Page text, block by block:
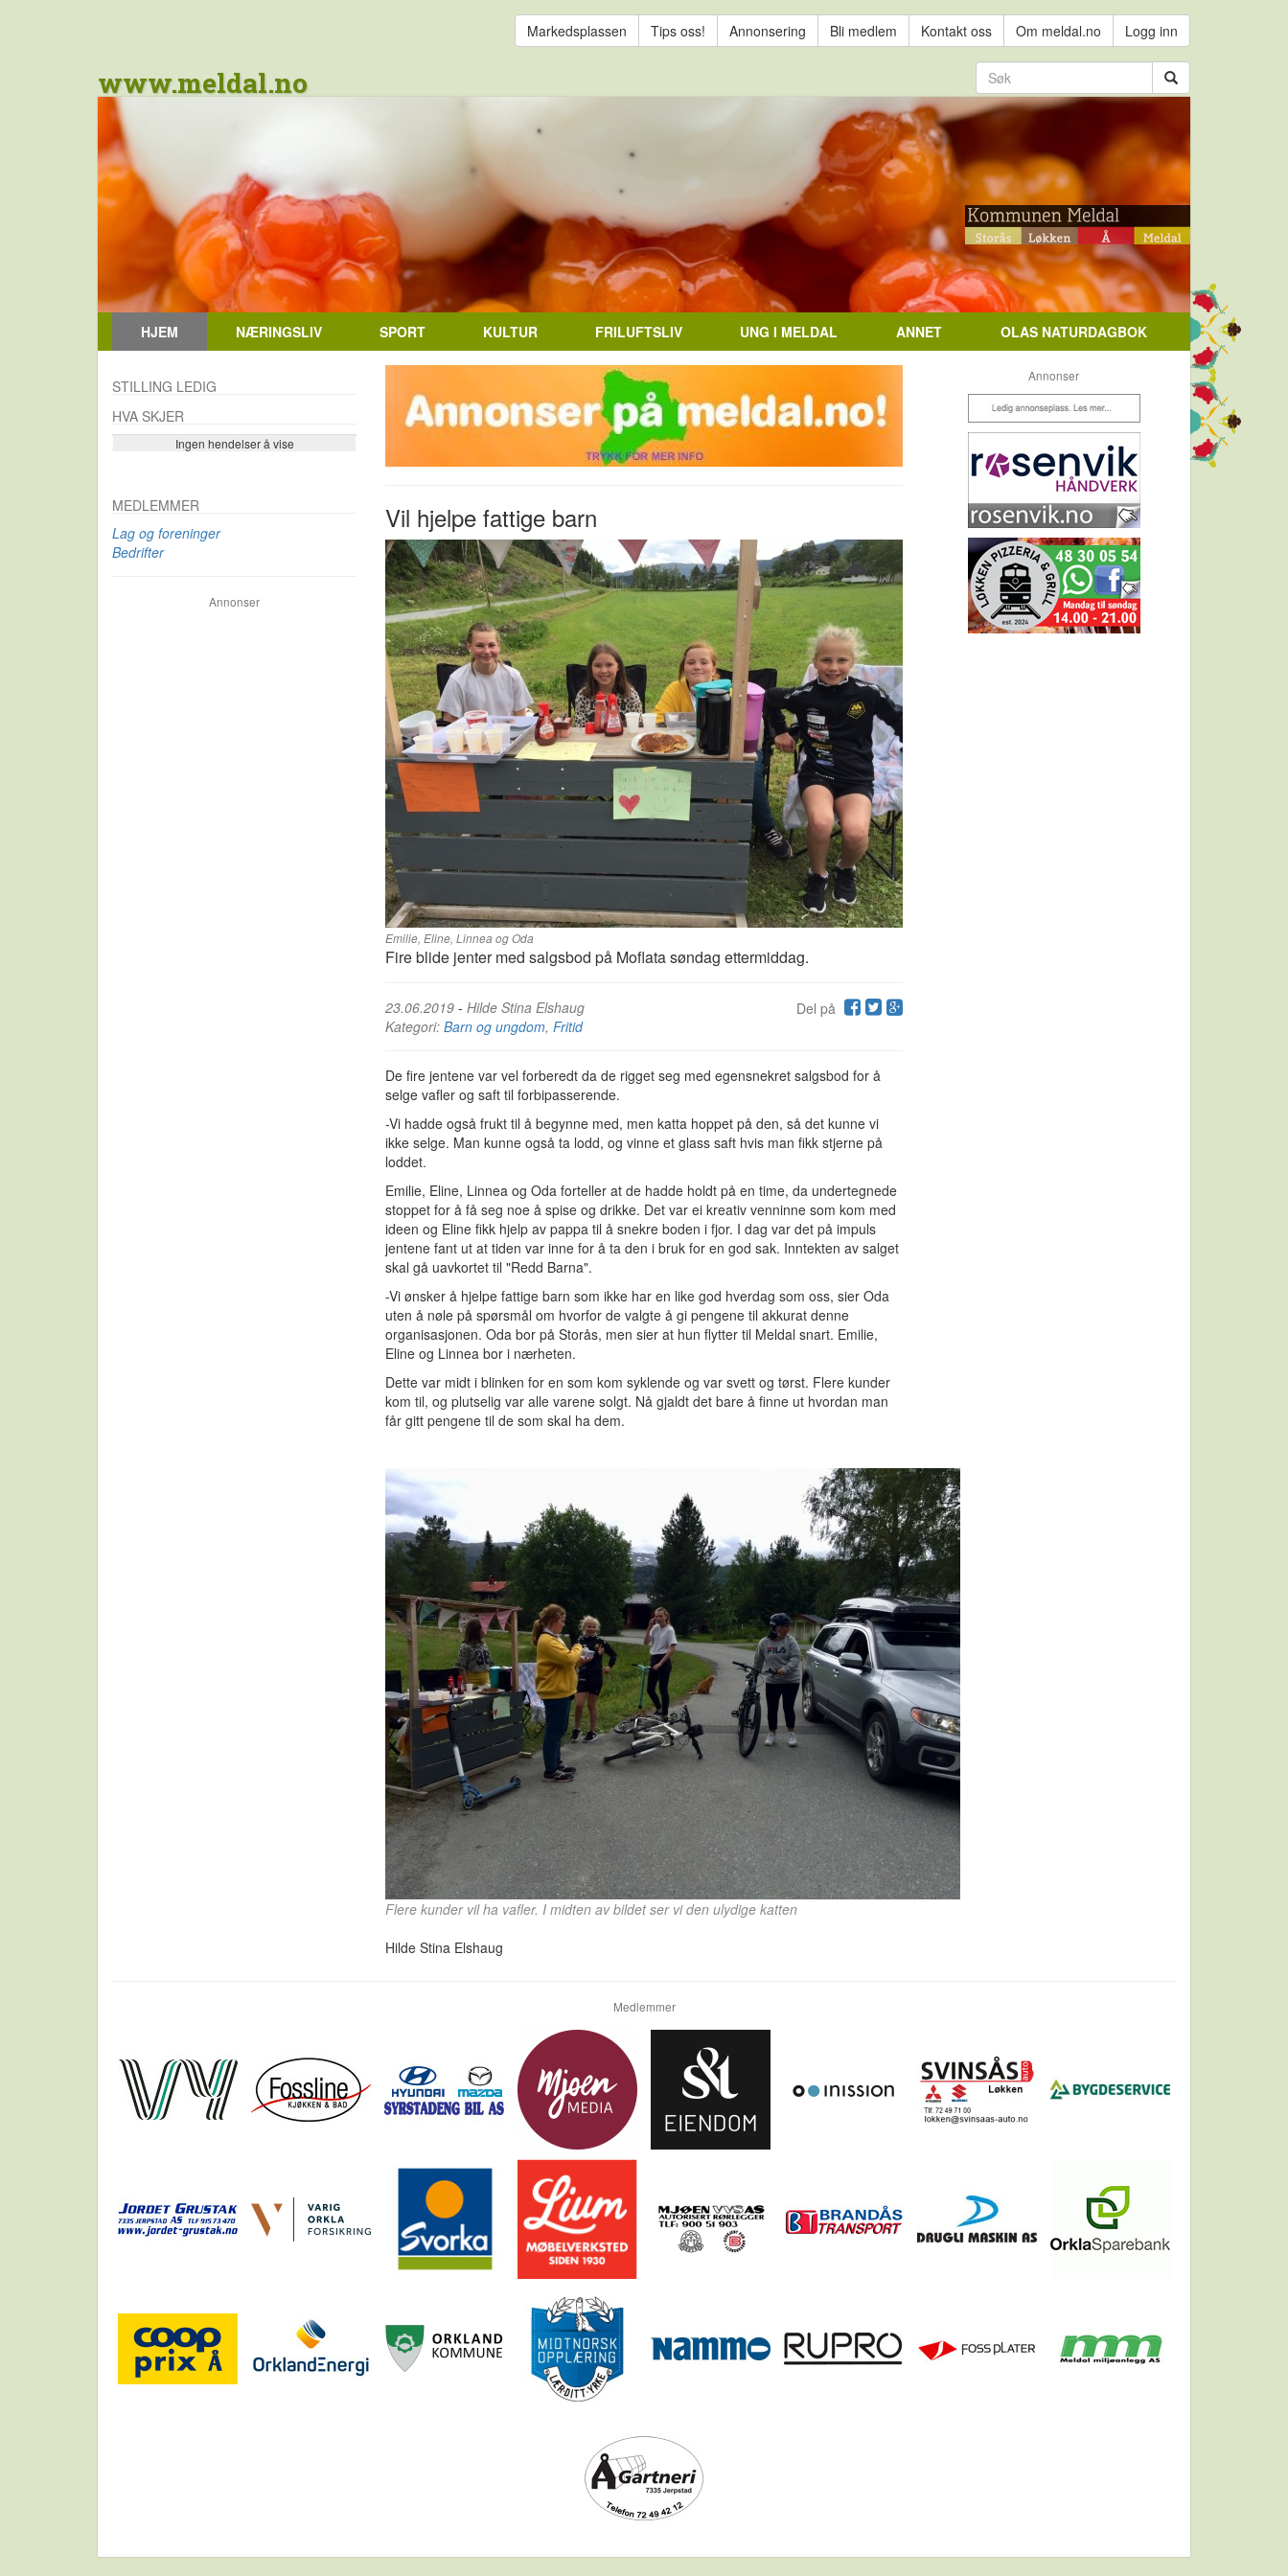
Markedsplassen Tips oss! Annonsering Bli medlem Kontakt oss Om meldal.no Logg inn
www.meldal.no
HJEM NÆRINGSLIV SPORT KULTUR FRILUFTSLIV UNG I MELDAL ANNET OLAS NATURDAGBOK
Vil hjelpe fattige barn
Emilie, Eline, Linnea og Oda
Fire blide jenter med salgsbod på Moflata søndag ettermiddag.
Del på
23.06.2019 - Hilde Stina Elshaug
Kategori: Barn og ungdom, Fritid
De fire jentene var vel forberedt da de rigget seg med egensnekret salgsbod for å
selge vafler og saft til forbipasserende.
-Vi hadde også frukt til å begynne med, men katta hoppet på den, så det kunne vi
ikke selge. Man kunne også ta lodd, og vinne et glass saft hvis man fikk stjerne på
loddet.
Emilie, Eline, Linnea og Oda forteller at de hadde holdt på en time, da undertegnede
stoppet for å få seg noe å spise og drikke. Det var ei kreativ venninne som kom med
ideen og Eline fikk hjelp av pappa til å snekre boden i fjor. I dag var det på impuls
jentene fant ut at tiden var inne for å ta den i bruk for en god sak. Inntekten av salget
skal gå uavkortet til "Redd Barna".
-Vi ønsker å hjelpe fattige barn som ikke har en like god hverdag som oss, sier Oda
uten å nøle på spørsmål om hvorfor de valgte å gi pengene til akkurat denne
organisasjonen. Oda bor på Storås, men sier at hun flytter til Meldal snart. Emilie,
Eline og Linnea bor i nærheten.
Dette var midt i blinken for en som kom syklende og var svett og tørst. Flere kunder
kom til, og plutselig var alle varene solgt. Nå gjaldt det bare å finne ut hvordan man
får gitt pengene til de som skal ha dem.
Flere kunder vil ha vafler. I midten av bildet ser vi den ulydige katten
Hilde Stina Elshaug
STILLING LEDIG
HVA SKJER
Ingen hendelser å vise
Se flere…
MEDLEMMER
Lag og foreninger
Bedrifter
Annonser
Annonser
Medlemmer